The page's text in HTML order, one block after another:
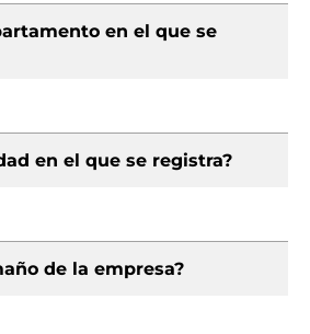
en el que se
en el que se registra?
de la empresa?